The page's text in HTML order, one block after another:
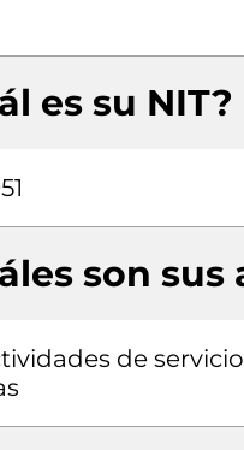
es su NIT?
son
de